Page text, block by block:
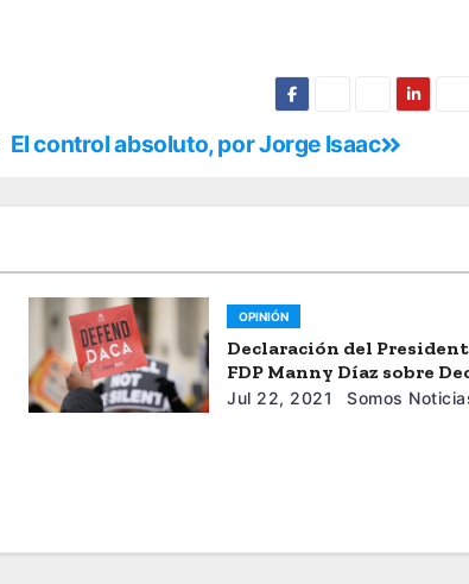
El control absoluto, por Jorge Isaac
OPINIÓN
Declaración del
FDP Manny Díaz sobre
de Juez Federal Que
Jul 22, 2021 Somos